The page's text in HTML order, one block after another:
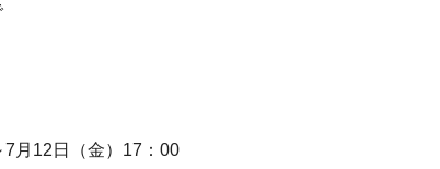
12日（金）17：00